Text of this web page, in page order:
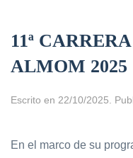
11ª
ALMOM 2025
Escrito en 22/10/2025 .
En el marco de su